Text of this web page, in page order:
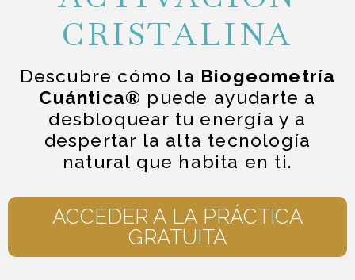
CRISTALINA
Descubre cómo la Biogeometría
Cuántica® puede ayudarte a
desbloquear tu energía y a
despertar la alta tecnología
natural que habita en ti.
ACCEDER A LA PRÁCTICA
GRATUITA